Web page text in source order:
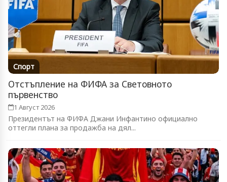
Спорт
Отстъпление на ФИФА за Световното
първенство
1 Август 2026
Президентът на ФИФА Джани Инфантино официално
оттегли плана за продажба на дял...